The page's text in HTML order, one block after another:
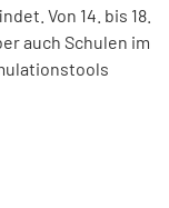
Von 14. bis 18.
auch Schulen im